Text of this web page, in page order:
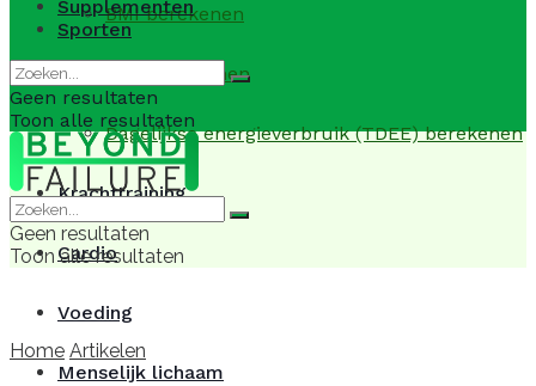
BMI berekenen
BMR berekenen
Dagelijkse energieverbruik (TDEE) berekenen
Krachttraining
Cardio
Voeding
Menselijk lichaam
Supplementen
Sporten
Geen resultaten
Toon alle resultaten
Geen resultaten
Toon alle resultaten
Home Artikelen